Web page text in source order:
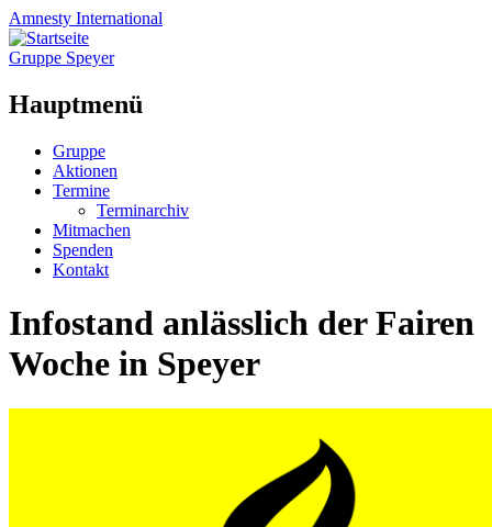
Amnesty International
Gruppe Speyer
Hauptmenü
Zum
Inhalt
springen
Gruppe
Aktionen
Termine
Terminarchiv
Mitmachen
Spenden
Kontakt
Infostand anlässlich der Fairen
Woche in Speyer